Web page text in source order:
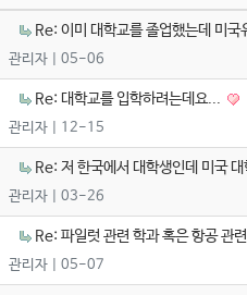
Re: 이미 대학교를 졸업했는데 미국
관리자 | 05-06
Re: 대학교를 입학하려는데요...
관리자 | 12-15
Re: 저 한국에서 대학생인데 미국
관리자 | 03-26
Re: 파일럿 관련 학과 혹은 항공 관
관리자 | 05-07